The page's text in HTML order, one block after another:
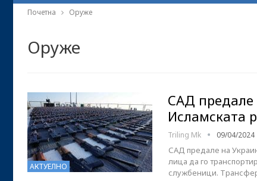
Почетна Оруже
Оруже
АКТУЕЛНО
САД предале
Исламската
Triling Mk 09/04/2024
САД предале на
лица да го
службеници.